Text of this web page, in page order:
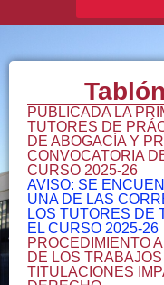
PUBLICADA LA
TUTORES DE
DE ABOGACÍA Y
CONVOCATORIA
CURSO 2025-26
AVISO: SE
UNA DE LAS
LOS TUTORES DE
EL CURSO 2025-26
PROCEDIMIENTO
DE LOS
TITULACIONES